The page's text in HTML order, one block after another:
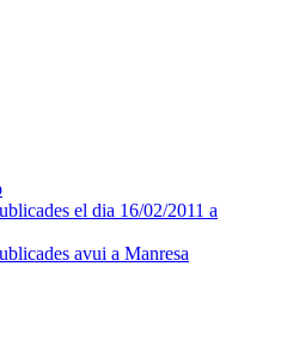
el dia 16/02/2011 a
avui a Manresa